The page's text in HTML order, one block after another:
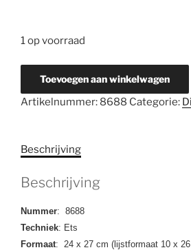
1 op voorraad
Beweging-
loos
Toevoegen aan winkelwagen
Artikelnummer: 8688 Categorie:
Beschrijving
Beschrijving
Nummer: 8688
Techniek: Ets
Formaat: 24 x 27 cm (lijstformaat 10 x